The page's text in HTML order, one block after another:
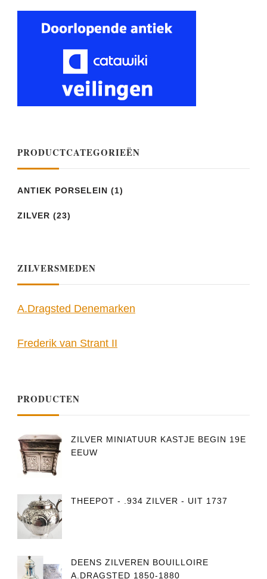
PRODUCTCATEGORIEËN
ANTIEK PORSELEIN (1)
ZILVER (23)
ZILVERSMEDEN
A.Dragsted Denemarken
Frederik van Strant II
PRODUCTEN
ZILVER MINIATUUR KASTJE BEGIN 19E
EEUW
THEEPOT - .934 ZILVER - UIT 1737
DEENS ZILVEREN BOUILLOIRE
A.DRAGSTED 1850-1880